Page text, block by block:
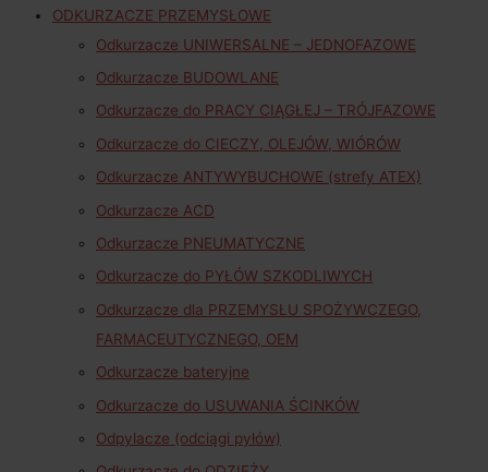
ODKURZACZE PRZEMYSŁOWE
Odkurzacze UNIWERSALNE – JEDNOFAZOWE
Odkurzacze BUDOWLANE
Odkurzacze do PRACY CIĄGŁEJ – TRÓJFAZOWE
Odkurzacze do CIECZY, OLEJÓW, WIÓRÓW
Odkurzacze ANTYWYBUCHOWE (strefy ATEX)
Odkurzacze ACD
Odkurzacze PNEUMATYCZNE
Odkurzacze do PYŁÓW SZKODLIWYCH
Odkurzacze dla PRZEMYSŁU SPOŻYWCZEGO,
FARMACEUTYCZNEGO, OEM
Odkurzacze bateryjne
Odkurzacze do USUWANIA ŚCINKÓW
Odpylacze (odciągi pyłów)